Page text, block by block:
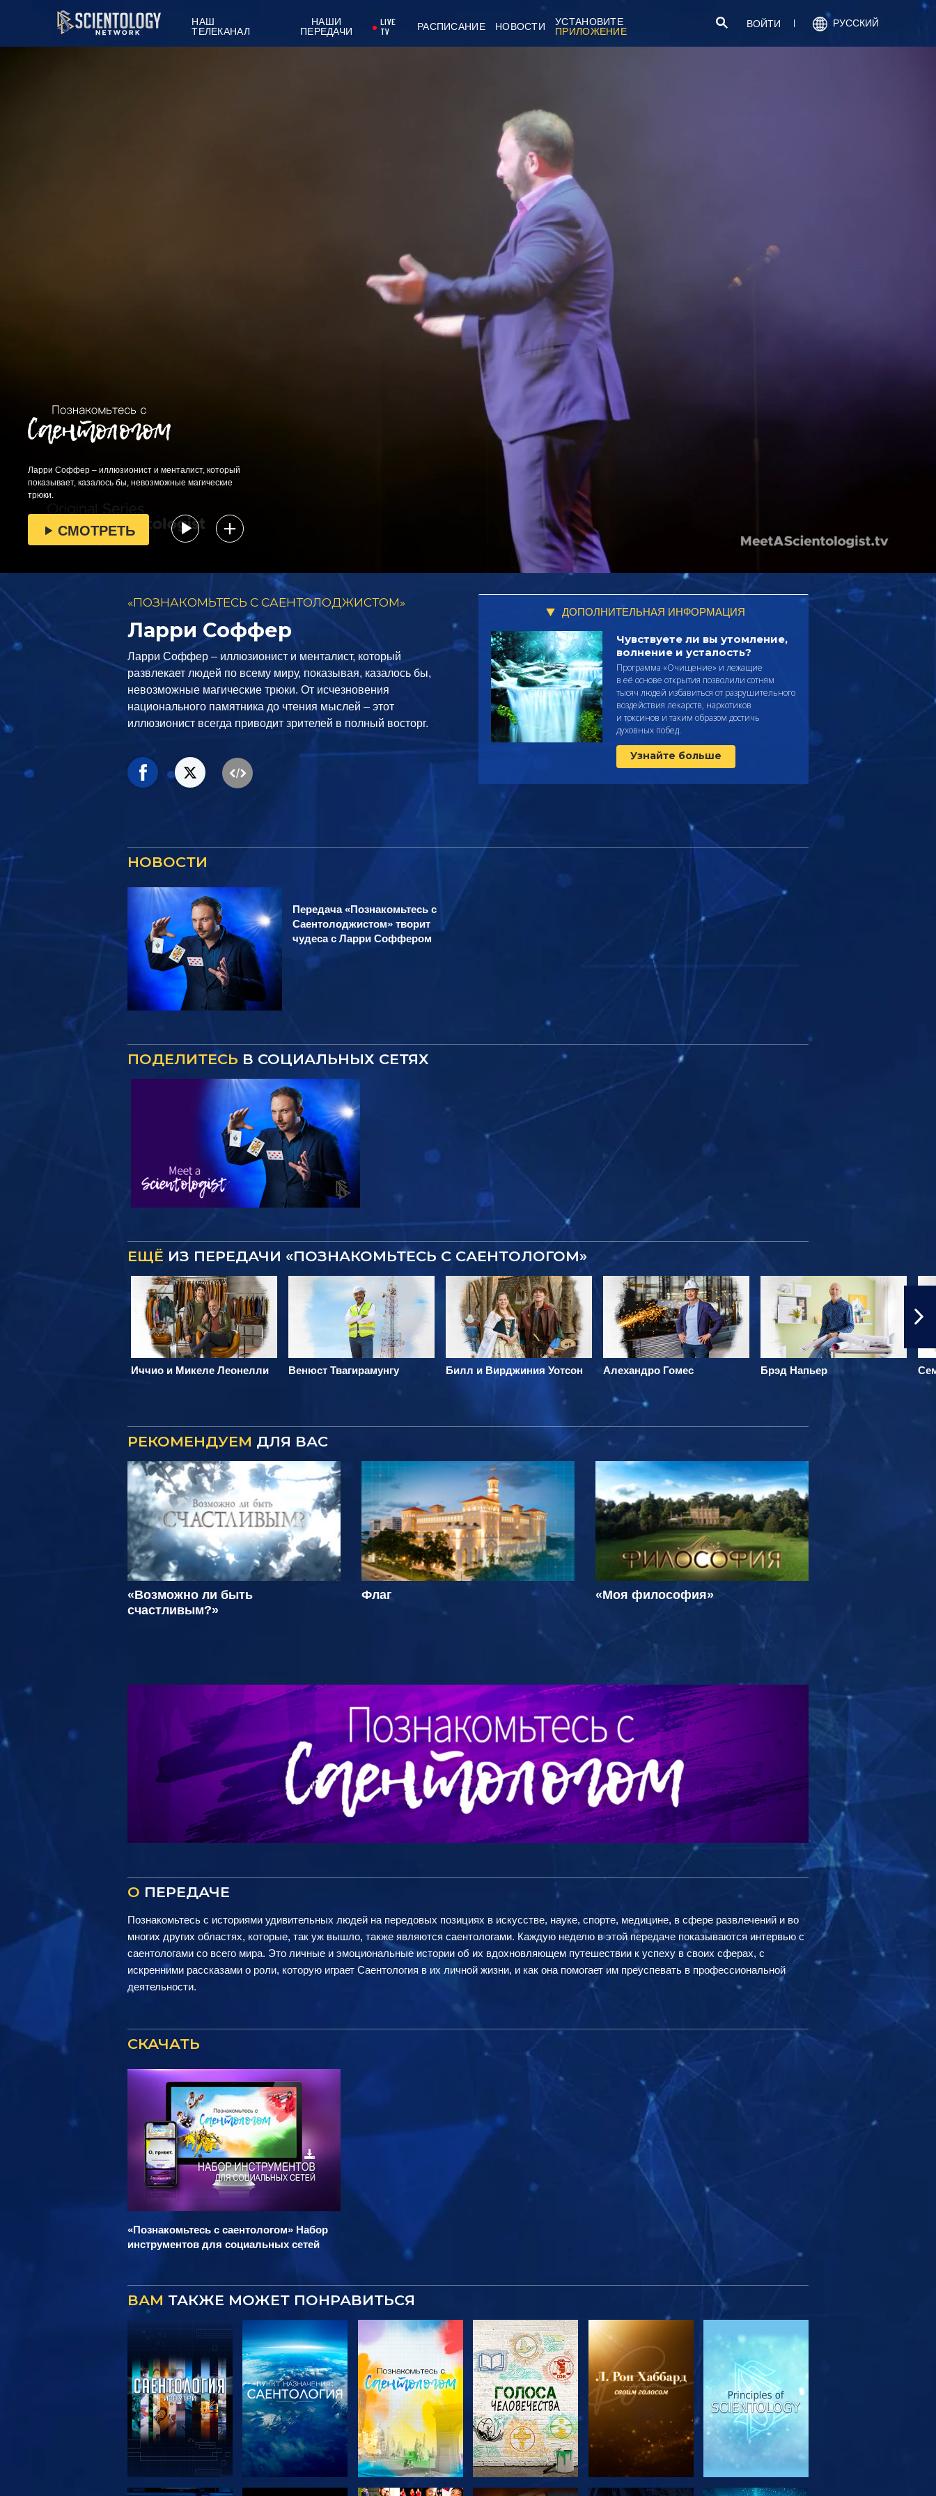
НАШ
ТЕЛЕКАНАЛ
НАШИ
ПЕРЕДАЧИ
LIVE
TV
РАСПИСАНИЕ НОВОСТИ
УСТАНОВИТЕ
ПРИЛОЖЕНИЕ
ВОЙТИ РУССКИЙ
Ларри Соффер – иллюзионист и менталист, который
показывает, казалось бы, невозможные магические
трюки.
СМОТРЕТЬ
«ПОЗНАКОМЬТЕСЬ С САЕНТОЛОДЖИСТОМ»
Ларри Соффер
Ларри Соффер – иллюзионист и менталист, который
развлекает людей по всему миру, показывая, казалось бы,
невозможные магические трюки. От исчезновения
национального памятника до чтения мыслей – этот
иллюзионист всегда приводит зрителей в полный восторг.
ДОПОЛНИТЕЛЬНАЯ ИНФОРМАЦИЯ
Чувствуете ли вы утомление,
волнение и усталость?
Программа «Очищение» и лежащие
в её основе открытия позволили сотням
тысяч людей избавиться от разрушительного
воздействия лекарств, наркотиков
и токсинов и таким образом достичь
духовных побед.
Узнайте больше
НОВОСТИ
Передача «Познакомьтесь с
Саентолоджистом» творит
чудеса с Ларри Соффером
ПОДЕЛИТЕСЬ В СОЦИАЛЬНЫХ СЕТЯХ
ЕЩЁ ИЗ ПЕРЕДАЧИ «ПОЗНАКОМЬТЕСЬ С САЕНТОЛОГОМ»
Иччио и Микеле Леонелли Венюст Твагирамунгу Билл и Вирджиния Уотсон Алехандро Гомес Брэд Напьер
РЕКОМЕНДУЕМ ДЛЯ ВАС
«Возможно ли быть
счастливым?»
Флаг «Моя философия»
О ПЕРЕДАЧЕ
Познакомьтесь с историями удивительных людей на передовых позициях в искусстве, науке, спорте, медицине, в сфере развлечений и во
многих других областях, которые, так уж вышло, также являются саентологами. Каждую неделю в этой передаче показываются интервью с
саентологами со всего мира. Это личные и эмоциональные истории об их вдохновляющем путешествии к успеху в своих сферах, с
искренними рассказами о роли, которую играет Саентология в их личной жизни, и как она помогает им преуспевать в профессиональной
деятельности.
СКАЧАТЬ
«Познакомьтесь с саентологом» Набор
инструментов для социальных сетей
ВАМ ТАКЖЕ МОЖЕТ ПОНРАВИТЬСЯ